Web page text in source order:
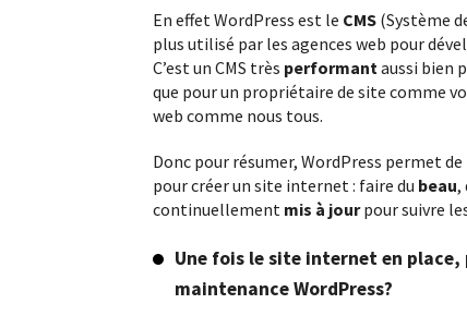
En effet WordPress est le CMS (Système
plus utilisé par les agences web pour
C’est un CMS très performantaussi bien
que pour un propriétaire de site comme
web comme nous tous.
Donc pour résumer, WordPress permet
pour créer un site internet : faire du beau,
continuellement mis à jourpour suivre
Une fois le site internet en place,
maintenance WordPress?